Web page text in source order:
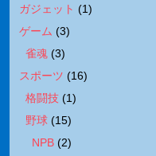
ガジェット (1)
ゲーム (3)
雀魂 (3)
スポーツ (16)
格闘技 (1)
野球 (15)
NPB (2)